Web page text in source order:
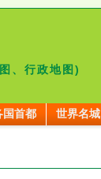
、行政地图)
国首都 世界名城